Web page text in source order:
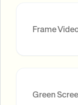
Frame
Green